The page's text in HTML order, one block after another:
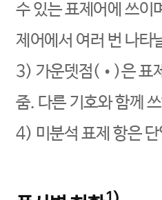
수 있는 표제어에 쓰이
제어에서 여러 번 나타
3) 가운뎃점(•)은 표
줌. 다른 기호와 함께
4) 미분석 표제 항은